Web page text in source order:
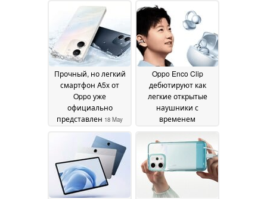
May 2025
Прочный, но легкий
смартфон A5x от
Oppo уже
официально
представлен 18 May
Oppo Enco Clip
дебютируют как
легкие открытые
наушники с
временем
автономной работы
до 42 часов16 May 2025